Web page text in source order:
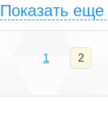
Показать еще
1 2